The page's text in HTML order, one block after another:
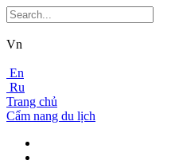
Vn
En
Ru
Trang chủ
Cẩm nang du lịch